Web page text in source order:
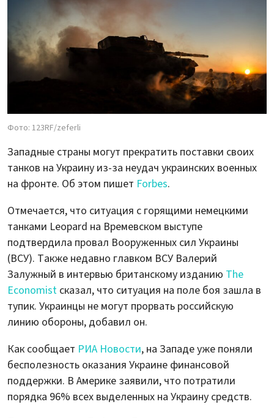
Фото: 123RF/zeferli
Западные страны могут прекратить поставки своих
танков на Украину из-за неудач украинских военных
на фронте. Об этом пишет Forbes.
Отмечается, что ситуация с горящими немецкими
танками Leopard на Времевском выступе
подтвердила провал Вооруженных сил Украины
(ВСУ). Также недавно главком ВСУ Валерий
Залужный в интервью британскому изданию The
Economist сказал, что ситуация на поле боя зашла в
тупик. Украинцы не могут прорвать российскую
линию обороны, добавил он.
Как сообщает РИА Новости, на Западе уже поняли
бесполезность оказания Украине финансовой
поддержки. В Америке заявили, что потратили
порядка 96% всех выделенных на Украину средств.